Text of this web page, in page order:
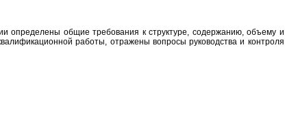
определены общие требования к структуре, содержанию, объему и
работы, отражены вопросы руководства и контроля